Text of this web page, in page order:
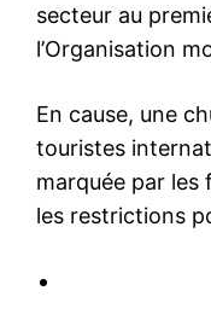
secteur au
l’Organisation
En cause, une
touristes
marquée par
les restrictions